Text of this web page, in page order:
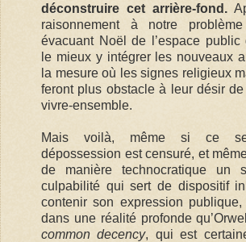
déconstruire cet arrière-fond.
raisonnement à notre
évacuant Noël de l’espace public
le mieux y intégrer les nouveaux
la mesure où les signes religieux
feront plus obstacle à leur désir
vivre-ensemble.
Mais voilà, même si ce
dépossession est censuré, et
de manière technocratique un
culpabilité qui sert de dispositif
contenir son expression publique,
dans une réalité profonde
common decency, qui est